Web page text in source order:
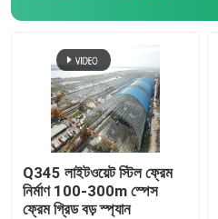
Q345 লাইটওয়েট স্টিল ফ্রেম
নির্মাণ 100-300m স্পেস
ফ্রেম গ্রিড বড় স্প্যান